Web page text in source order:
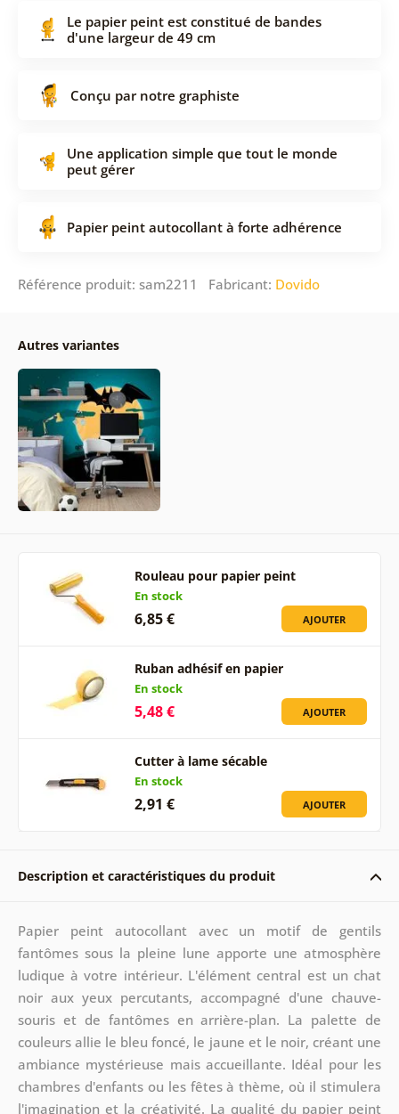
Le papier peint est constitué de bandes
d'une largeur de 49 cm
Conçu par notre graphiste
Une application simple que tout le monde
peut gérer
Papier peint autocollant à forte adhérence
Référence produit: sam2211 Fabricant: Dovido
Autres variantes
Rouleau pour papier peint
En stock
6,85 € AJOUTER
Ruban adhésif en papier
En stock
5,48 € AJOUTER
Cutter à lame sécable
En stock
2,91 € AJOUTER
Description et caractéristiques du produit
Papier peint autocollant avec un motif de gentils
fantômes sous la pleine lune apporte une atmosphère
ludique à votre intérieur. L'élément central est un chat
noir aux yeux percutants, accompagné d'une chauve-
souris et de fantômes en arrière-plan. La palette de
couleurs allie le bleu foncé, le jaune et le noir, créant une
ambiance mystérieuse mais accueillante. Idéal pour les
chambres d'enfants ou les fêtes à thème, où il stimulera
l'imagination et la créativité. La qualité du papier peint